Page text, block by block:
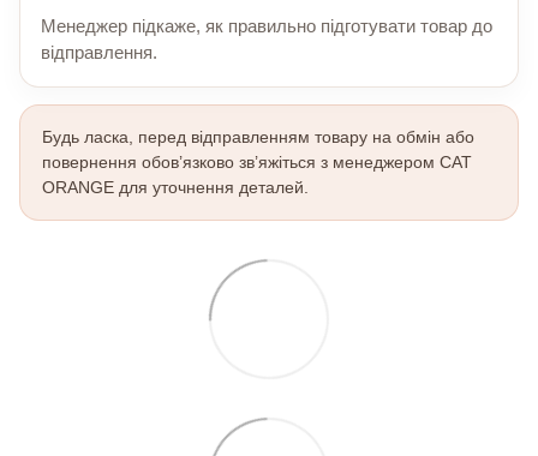
Менеджер підкаже, як правильно підготувати товар до
відправлення.
Будь ласка, перед відправленням товару на обмін або
повернення обов’язково зв’яжіться з менеджером CAT
ORANGE для уточнення деталей.